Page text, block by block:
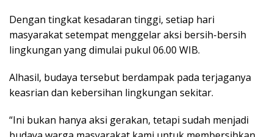
Dengan tingkat kesadaran tinggi, setiap hari
masyarakat setempat menggelar aksi bersih-bersih
lingkungan yang dimulai pukul 06.00 WIB.
Alhasil, budaya tersebut berdampak pada terjaganya
keasrian dan kebersihan lingkungan sekitar.
“Ini bukan hanya aksi gerakan, tetapi sudah menjadi